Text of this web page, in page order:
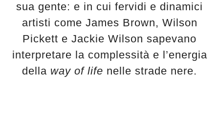
sua gente: e in cui fervidi e dinamici
artisti come James Brown, Wilson
Pickett e Jackie Wilson sapevano
interpretare la complessità e l’energia
della way of life nelle strade nere.